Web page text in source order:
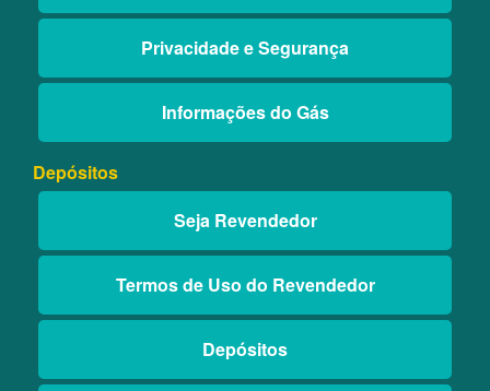
Privacidade e Segurança
Informações do Gás
Depósitos
Seja Revendedor
Termos de Uso do Revendedor
Depósitos